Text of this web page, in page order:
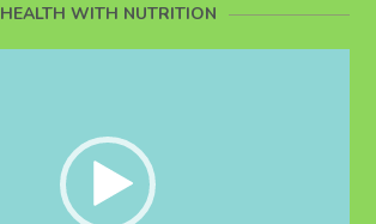
HEALTH WITH NUTRITION